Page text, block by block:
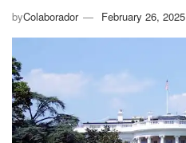
byColaborador February 26, 2025